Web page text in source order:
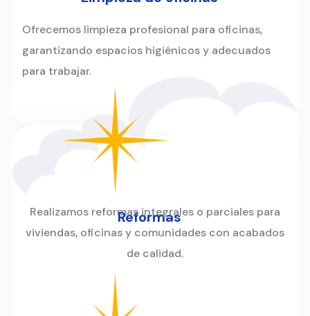
Ofrecemos limpieza profesional para oficinas,
garantizando espacios higiénicos y adecuados
para trabajar.
Reformas
Realizamos reformas integrales o parciales para
viviendas, oficinas y comunidades con acabados
de calidad.